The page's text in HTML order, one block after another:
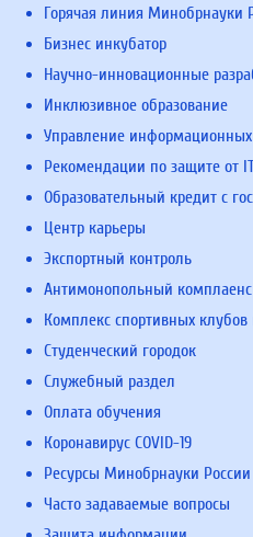
Горячая линия Минобрнауки
Бизнес инкубатор
Научно-инновационные
Инклюзивное образование
Управление информационных
Рекомендации по защите от
Образовательный кредит с
Центр карьеры
Экспортный контроль
Антимонопольный комплаенс
Комплекс спортивных
Студенческий городок
Служебный раздел
Оплата обучения
Коронавирус COVID-19
Ресурсы Минобрнауки
Часто задаваемые вопросы